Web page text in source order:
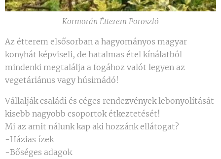
Kormorán Étterem Poroszló
Az étterem elsősorban a hagyományos magyar
konyhát képviseli, de hatalmas étel kínálatból
mindenki megtalálja a fogához valót legyen az
vegetáriánus vagy húsimádó!
Vállalják családi és céges rendezvények lebonyolítását
kisebb nagyobb csoportok étkeztetését!
Mi az amit nálunk kap aki hozzánk ellátogat?
-Házias ízek
-Bőséges adagok